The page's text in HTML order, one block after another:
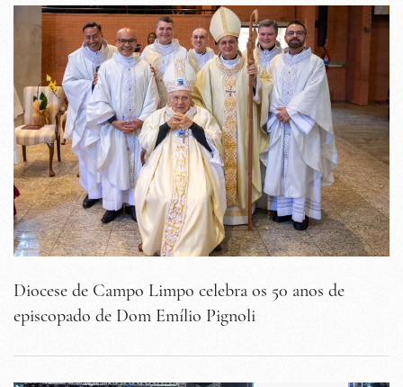
Diocese de Campo Limpo celebra os 50 anos de
episcopado de Dom Emílio Pignoli